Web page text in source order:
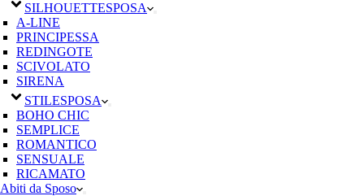
SILHOUETTESPOSA
A-LINE
PRINCIPESSA
REDINGOTE
SCIVOLATO
SIRENA
STILESPOSA
BOHO CHIC
SEMPLICE
ROMANTICO
SENSUALE
RICAMATO
Abiti da Sposo